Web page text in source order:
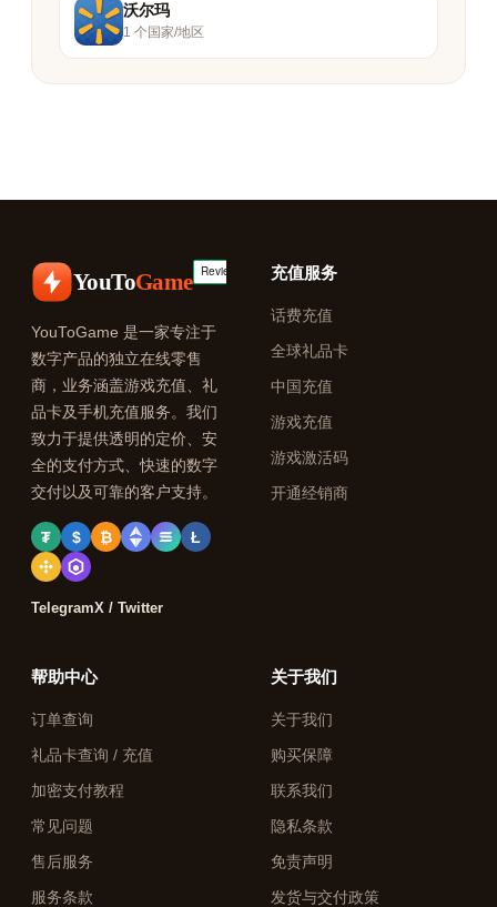
沃尔玛
1 个国家/地区
YouToGame
YouToGame 是一家专注于
数字产品的独立在线零售
商，业务涵盖游戏充值、礼
品卡及手机充值服务。我们
致力于提供透明的定价、安
全的支付方式、快速的数字
交付以及可靠的客户支持。
₮ $ ₿ Ł
TelegramX / Twitter
充值服务
话费充值
全球礼品卡
中国充值
游戏充值
游戏激活码
开通经销商
帮助中心
订单查询
礼品卡查询 / 充值
加密支付教程
常见问题
售后服务
服务条款
关于我们
关于我们
购买保障
联系我们
隐私条款
免责声明
发货与交付政策